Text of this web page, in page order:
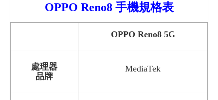
OPPO Reno8手機規格表
OPPO Reno85G
處理器
品牌
MediaTek